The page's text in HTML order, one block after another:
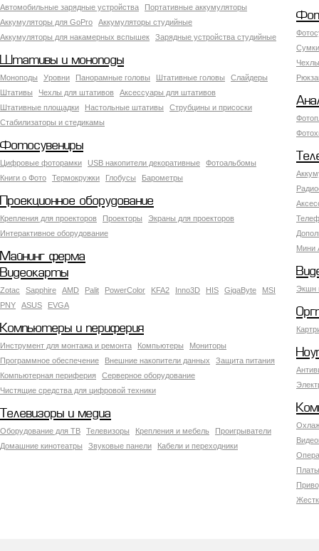
Автомобильные зарядные устройства
Портативные аккумуляторы
Аккумуляторы для GoPro
Аккумуляторы студийные
Аккумуляторы для накамерных вспышек
Зарядные устройства студийные
Штативы и моноподы
Моноподы Уровни Панорамные головы Штативные головы
Слайдеры
Штативы
Чехлы для штативов
Аксессуары для штативов
Штативные площадки
Настольные штативы
Струбцины и присоски
Стабилизаторы и стедикамы
Фотосувениры
Цифровые фоторамки USB накопители декоративные
Фотоальбомы
Книги о Фото
Термокружки Глобусы Барометры
Мини
Проекционное оборудование
Крепления для проекторов Проекторы
Экраны для проекторов
Интерактивное оборудование
Майнинг ферма
Экшн
Видеокарты
Zotac Sapphire AMD Palit PowerColor KFA2 Inno3D HIS GigaByte
MSI
PNY
ASUS EVGA
Компьютеры и периферия
Инструмент для монтажа и ремонта Компьютеры
Мониторы
Программное обеспечение
Внешние накопители данных
Защита питания
Компьютерная периферия
Серверное оборудование
Чистящие средства для цифровой техники
Телевизоры и медиа
Оборудование для ТВ Телевизоры Крепления и мебель
Проигрыватели
Домашние кинотеатры
Звуковые панели Кабели и переходники